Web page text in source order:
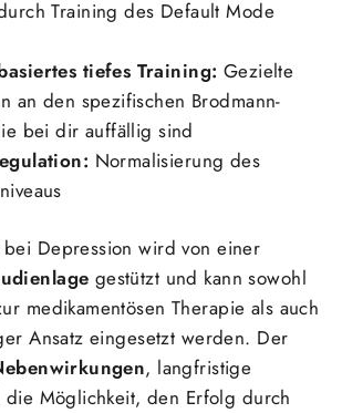
Training des Default Mode
tiefes Training: Gezielte
an den spezifischen Brodmann-
bei dir auffällig sind
Normalisierung des
Depression wird von einer
gestützt und kann sowohl
medikamentösen Therapie als auch
Ansatz eingesetzt werden. Der
, langfristige
die Möglichkeit, den Erfolg durch